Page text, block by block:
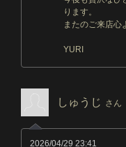
ります。
またのご来店心
YURI
しゅうじ さん
2026/04/29 23:41